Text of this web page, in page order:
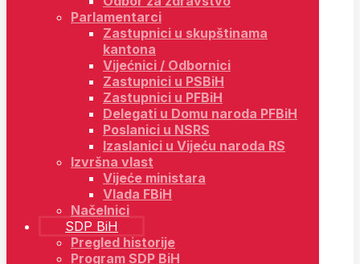
Parlamentarci
Zastupnici u skupštinama
kantona
Vijećnici / Odbornici
Zastupnici u PSBiH
Zastupnici u PFBiH
Delegati u Domu naroda PFBiH
Poslanici u NSRS
Izaslanici u Vijeću naroda RS
Izvršna vlast
Vijeće ministara
Vlada FBiH
Načelnici
SDP BiH
Pregled historije
Program SDP BiH